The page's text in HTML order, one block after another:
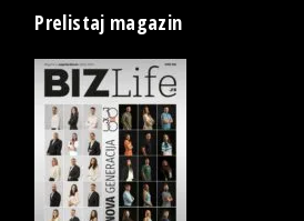
Prelistaj magazin